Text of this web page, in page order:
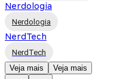
Nerdologia
Nerdologia
NerdTech
NerdTech
Veja mais
Veja mais